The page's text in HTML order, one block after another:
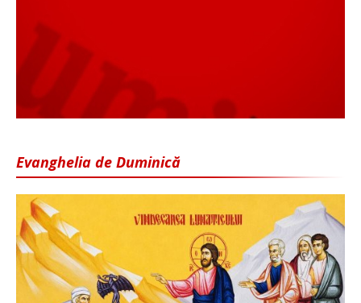
Evanghelia de Duminică